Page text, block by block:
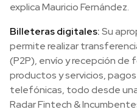
explica Mauricio Fernández.
Billeteras digitales:Su
permite realizar
(P2P), envío y recepción de
productos y servicios,
telefónicas, todo desde
Radar Fintech &